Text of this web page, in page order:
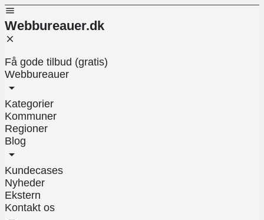
Webbureauer.dk
Få gode tilbud (gratis)
Webbureauer
Kategorier
Kommuner
Regioner
Blog
Kundecases
Nyheder
Ekstern
Kontakt os